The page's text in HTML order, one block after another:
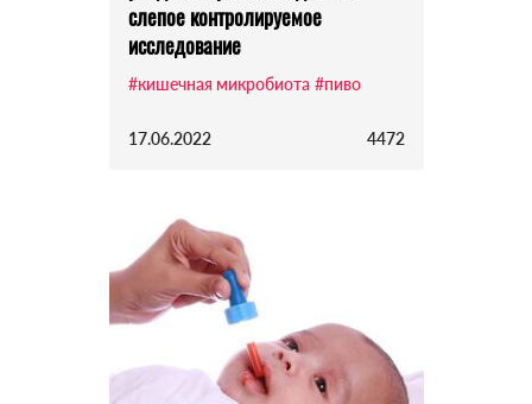
слепое контролируемое
исследование
#кишечная микробиота #пиво
17.06.2022 4472